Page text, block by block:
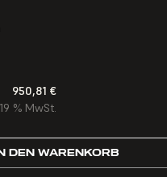
950,81 €
% MwSt.
DEN WARENKORB